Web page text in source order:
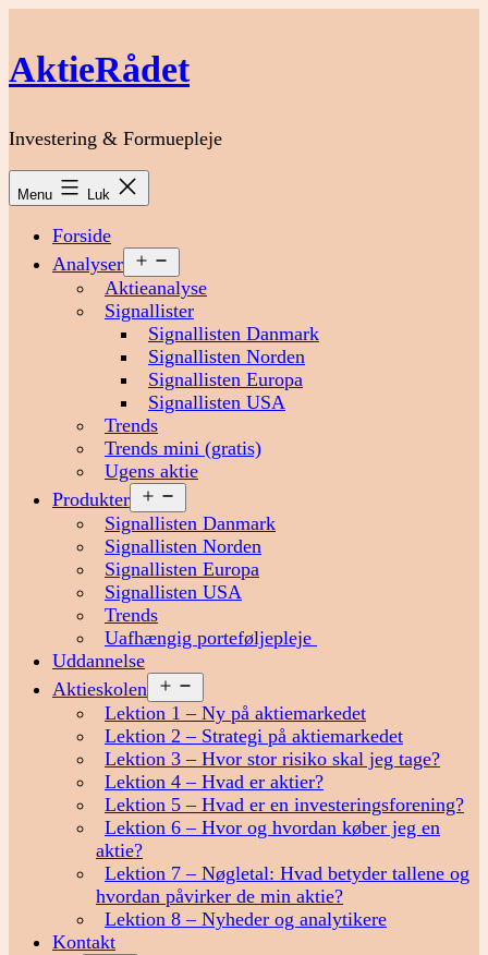
indhold
AktieRådet
Investering & Formuepleje
Menu Luk
Forside
Analyser
menu
Aktieanalyse
Signallister
Signallisten Danmark
Signallisten Norden
Signallisten Europa
Signallisten USA
Trends
Trends mini (gratis)
Ugens aktie
Produkter
menu
Signallisten Danmark
Signallisten Norden
Signallisten Europa
Signallisten USA
Trends
Uafhængig porteføljepleje
Uddannelse
Aktieskolen
menu
Lektion 1 – Ny på aktiemarkedet
Lektion 2 – Strategi på aktiemarkedet
Lektion 3 – Hvor stor risiko skal jeg tage?
Lektion 4 – Hvad er aktier?
Lektion 5 – Hvad er en investeringsforening?
Lektion 6 – Hvor og hvordan køber jeg en
aktie?
Lektion 7 – Nøgletal: Hvad betyder tallene og
hvordan påvirker de min aktie?
Lektion 8 – Nyheder og analytikere
Kontakt